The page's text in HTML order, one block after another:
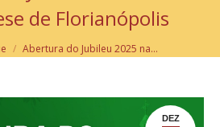
de Florianópolis
Abertura do Jubileu 2025 na…
DEZ